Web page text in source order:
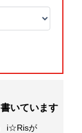
いています
i☆Risが